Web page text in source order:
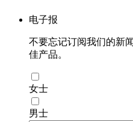
电子报
不要忘记订阅我们的新
佳产品。
女士
男士